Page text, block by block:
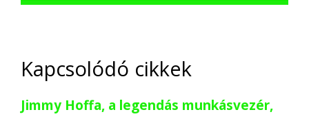
Kapcsolódó cikkek
Jimmy Hoffa, a legendás munkásvezér,